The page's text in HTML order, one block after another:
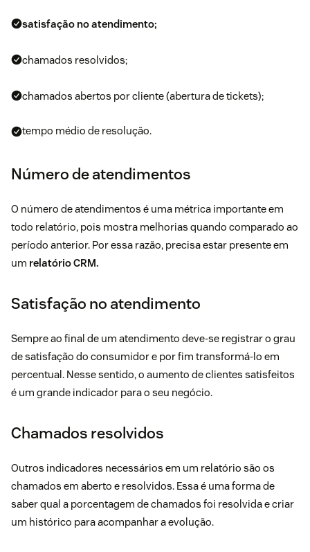
satisfação no atendimento;
chamados resolvidos;
chamados abertos por cliente (abertura de tickets);
tempo médio de resolução.
Número de atendimentos
O número de atendimentos é uma métrica importante em
todo relatório, pois mostra melhorias quando comparado ao
período anterior. Por essa razão, precisa estar presente em
um relatório CRM.
Satisfação no atendimento
Sempre ao final de um atendimento deve-se registrar o grau
de satisfação do consumidor e por fim transformá-lo em
percentual. Nesse sentido, o aumento de clientes satisfeitos
é um grande indicador para o seu negócio.
Chamados resolvidos
Outros indicadores necessários em um relatório são os
chamados em aberto e resolvidos. Essa é uma forma de
saber qual a porcentagem de chamados foi resolvida e criar
um histórico para acompanhar a evolução.